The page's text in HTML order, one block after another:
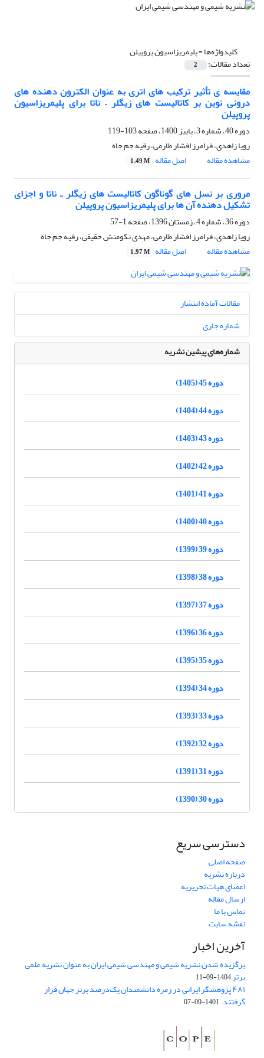
کلیدواژه‌ها =پلیمریزاسیون پروپیلن
تعداد مقالات: 2
مقایسه ی تأثیر ترکیب های اتری به عنوان الکترون دهنده های
درونی نوین بر کاتالیست های زیگلر – ناتا برای پلیمریزاسیون
پروپیلن
دوره 40، شماره 3، پاییز 1400، صفحه
103-119
رویا زاهدی، فرامرز افشار طارمی، رقیه جم جاه
مشاهده مقاله
اصل مقاله 1.49 M
مروری بر نسل های گوناگون کاتالیست های زیگلر ـ ناتا و اجزای
تشکیل دهنده آن ها برای پلیمریزاسیون پروپیلن
دوره 36، شماره 4، زمستان 1396، صفحه
1-57
رویا زاهدی، فرامرز افشار طارمی، مهدی نکومنش حقیقی، رقیه جم جاه
مشاهده مقاله
اصل مقاله 1.97 M
مقالات آماده انتشار
شماره جاری
شماره‌های پیشین نشریه
دوره 45 (1405)
دوره 44 (1404)
دوره 43 (1403)
دوره 42 (1402)
دوره 41 (1401)
دوره 40 (1400)
دوره 39 (1399)
دوره 38 (1398)
دوره 37 (1397)
دوره 36 (1396)
دوره 35 (1395)
دوره 34 (1394)
دوره 33 (1393)
دوره 32 (1392)
دوره 31 (1391)
دوره 30 (1390)
دسترسی سریع
صفحه اصلی
درباره نشریه
اعضای هیات تحریریه
ارسال مقاله
تماس با ما
نقشه سایت
آخرین اخبار
برگزیده شدن نشریه شیمی و مهندسی شیمی ایران به عنوان نشریه علمی
برتر1404-09-11
۴۸۱ پژوهشگر ایرانی در زمره دانشمندان یک‌درصد برتر جهان قرار
گرفتند.1401-09-07